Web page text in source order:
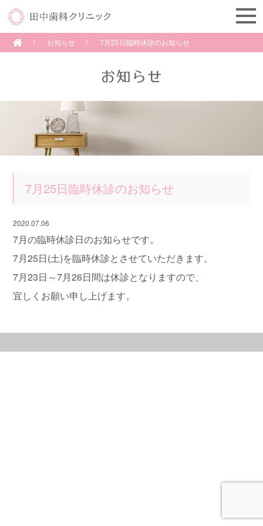
お知らせ 7月25日臨時休診のお知らせ
7月25日臨時休診のお知らせ
2020.07.06
7月の臨時休診日のお知らせです。
7月25日(土)を臨時休診とさせていただきます。
7月23日～7月26日間は休診となりますので、
宜しくお願い申し上げます。